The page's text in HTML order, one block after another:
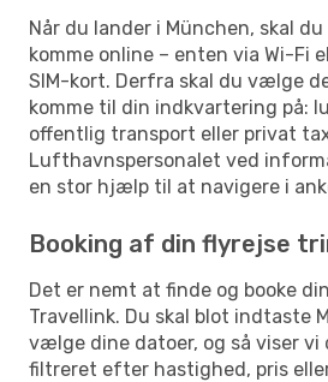
Når du lander i München, skal
komme online – enten via Wi-Fi
SIM-kort. Derfra skal du vælge
komme til din indkvartering på:
offentlig transport eller privat
Lufthavnspersonalet ved
en stor hjælp til at navigere i
Booking af din flyrejse
Det er nemt at finde og booke
Travellink. Du skal blot indtaste
vælge dine datoer, og så viser vi
filtreret efter hastighed, pris